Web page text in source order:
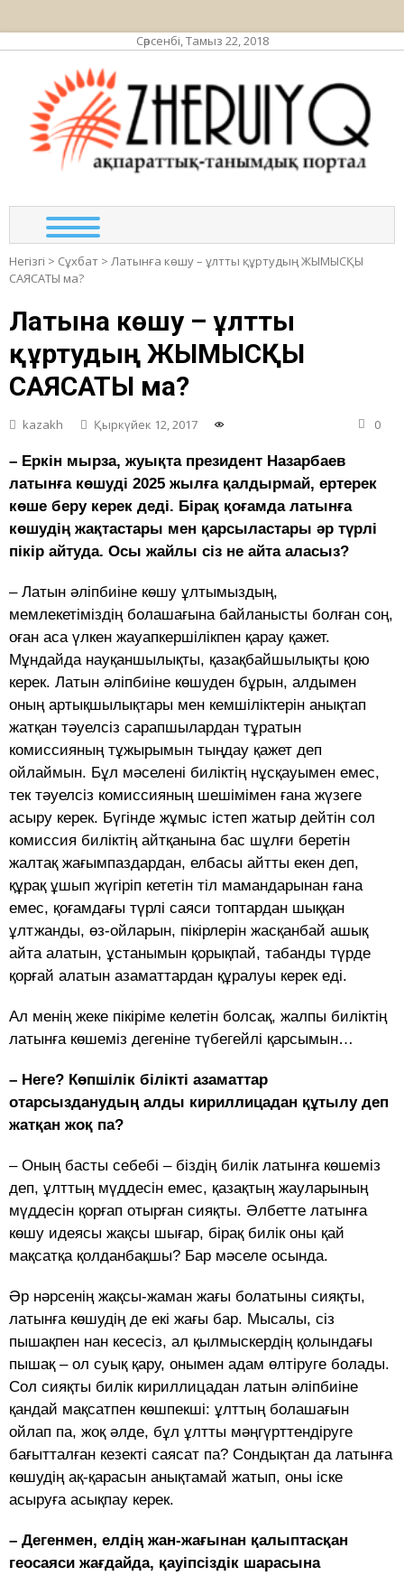
Сәрсенбі, Тамыз 22, 2018
Негізгі > Сұхбат > Латынға көшу – ұлтты құртудың ЖЫМЫСҚЫ
САЯСАТЫ ма?
Латынға көшу – ұлтты
құртудың ЖЫМЫСҚЫ
САЯСАТЫ ма?
kazakh Қыркүйек 12, 2017 0
– Еркін мырза, жуықта президент Назарбаев
латынға көшуді 2025 жылға қалдырмай, ертерек
көше беру керек деді. Бірақ қоғамда латынға
көшудің жақтастары мен қарсыластары әр түрлі
пікір айтуда. Осы жайлы сіз не айта аласыз?
– Латын әліпбиіне көшу ұлтымыздың,
мемлекетіміздің болашағына байланысты болған соң,
оған аса үлкен жауапкершілікпен қарау қажет.
Мұндайда науқаншылықты, қазақбайшылықты қою
керек. Латын әліпбиіне көшуден бұрын, алдымен
оның артықшылықтары мен кемшіліктерін анықтап
жатқан тәуелсіз сарапшылардан тұратын
комиссияның тұжырымын тыңдау қажет деп
ойлаймын. Бұл мәселені биліктің нұсқауымен емес,
тек тәуелсіз комиссияның шешімімен ғана жүзеге
асыру керек. Бүгінде жұмыс істеп жатыр дейтін сол
комиссия биліктің айтқанына бас шұлғи беретін
жалтақ жағымпаздардан, елбасы айтты екен деп,
құрақ ұшып жүгіріп кететін тіл мамандарынан ғана
емес, қоғамдағы түрлі саяси топтардан шыққан
ұлтжанды, өз-ойларын, пікірлерін жасқанбай ашық
айта алатын, ұстанымын қорықпай, табанды түрде
қорғай алатын азаматтардан құралуы керек еді.
Ал менің жеке пікіріме келетін болсақ, жалпы биліктің
латынға көшеміз дегеніне түбегейлі қарсымын…
– Неге? Көпшілік білікті азаматтар
отарсызданудың алды кириллицадан құтылу деп
жатқан жоқ па?
– Оның басты себебі – біздің билік латынға көшеміз
деп, ұлттың мүддесін емес, қазақтың жауларының
мүддесін қорғап отырған сияқты. Әлбетте латынға
көшу идеясы жақсы шығар, бірақ билік оны қай
мақсатқа қолданбақшы? Бар мәселе осында.
Әр нәрсенің жақсы-жаман жағы болатыны сияқты,
латынға көшудің де екі жағы бар. Мысалы, сіз
пышақпен нан кесесіз, ал қылмыскердің қолындағы
пышақ – ол суық қару, онымен адам өлтіруге болады.
Сол сияқты билік кириллицадан латын әліпбиіне
қандай мақсатпен көшпекші: ұлттың болашағын
ойлап па, жоқ әлде, бұл ұлтты мәңгүрттендіруге
бағытталған кезекті саясат па? Сондықтан да латынға
көшудің ақ-қарасын анықтамай жатып, оны іске
асыруға асықпау керек.
– Дегенмен, елдің жан-жағынан қалыптасқан
геосаяси жағдайда, қауіпсіздік шарасына